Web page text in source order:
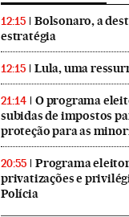
12:15
Bolsonaro, a
estratégia
12:15 Lula, uma
21:14
O programa
subidas de impostos
proteção para as
20:55
Programa
privatizações e
Polícia